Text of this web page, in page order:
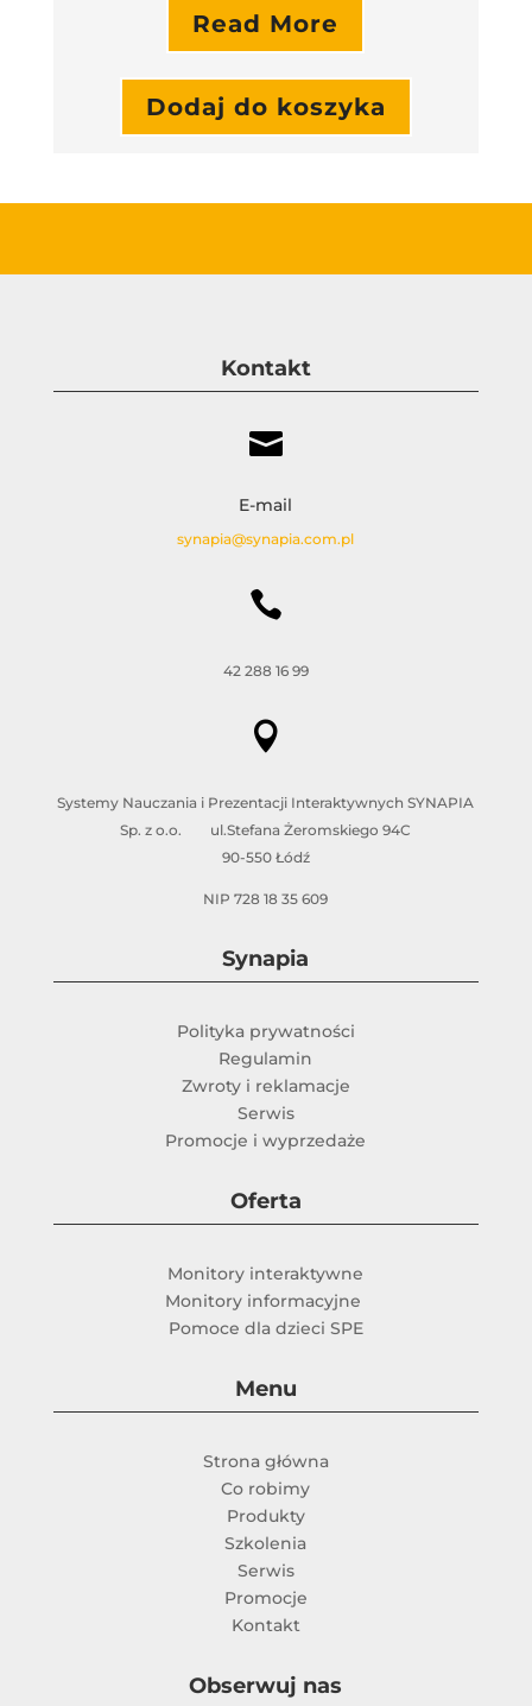
Read More
Dodaj do koszyka
Kontakt

E-mail
synapia@synapia.com.pl

42 288 16 99

Systemy Nauczania i Prezentacji Interaktywnych SYNAPIA
Sp. z o.o. ul.Stefana Żeromskiego 94C
90-550 Łódź
NIP 728 18 35 609
Synapia
Polityka prywatności
Regulamin
Zwroty i reklamacje
Serwis
Promocje i wyprzedaże
Oferta
Monitory interaktywne
Monitory informacyjne
Pomoce dla dzieci SPE
Menu
Strona główna
Co robimy
Produkty
Szkolenia
Serwis
Promocje
Kontakt
Obserwuj nas